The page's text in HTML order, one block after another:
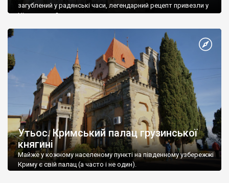
загублений у радянські часи, легендарний рецепт привезли у
Ніжин греки?
Утьос. Кримський палац грузинської
княгині
Майже у кожному населеному пункті на південному узбережжі
Криму є свій палац (а часто і не один).